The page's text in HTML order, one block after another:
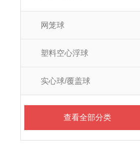
网笼球
塑料空心浮球
实心球/覆盖球
查看全部分类